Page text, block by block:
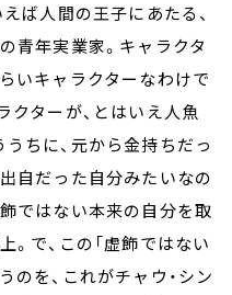
ば人間の王子にあたる、
青年実業家。キャラクタ
いキャラクターなわけで
クターが、とはいえ人魚
ちに、元から金持ちだっ
自だった自分みたいなの
ではない本来の自分を取
。で、この「虚飾ではない
のを、これがチャウ・シン